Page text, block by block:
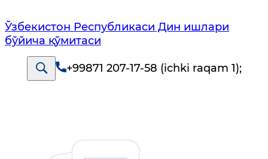
Ўзбекистон Республикаси Дин ишлари
бўйича қўмитаси
+99871 207-17-58 (ichki raqam 1);